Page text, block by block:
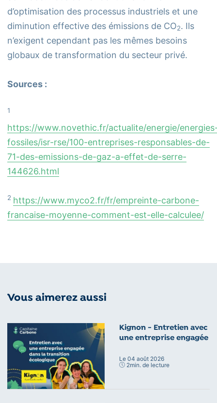
d’optimisation des processus industriels et une
diminution effective des émissions de CO2. Ils
n’exigent cependant pas les mêmes besoins
globaux de transformation du secteur privé.
Sources :
1
https://www.novethic.fr/actualite/energie/
fossiles/isr-rse/100-entreprises-responsables-de-
71-des-emissions-de-gaz-a-effet-de-serre-
144626.html
2 https://www.myco2.fr/fr/empreinte-carbone-
francaise-moyenne-comment-est-elle-calculee/
Vous aimerez aussi
Kignon - Entretien avec
une entreprise engagée
Le 04 août 2026
2min. de lecture